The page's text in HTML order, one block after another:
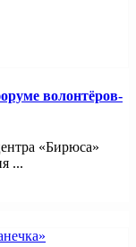
волонтёров-
«Бирюса»
...